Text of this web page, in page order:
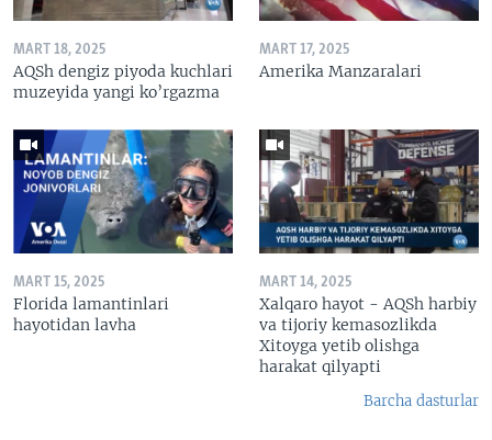
MART 18, 2025
AQSh dengiz piyoda kuchlari
muzeyida yangi ko’rgazma
MART 17, 2025
Amerika Manzaralari
MART 15, 2025
Florida lamantinlari
hayotidan lavha
MART 14, 2025
Xalqaro hayot - AQSh harbiy
va tijoriy kemasozlikda
Xitoyga yetib olishga
harakat qilyapti
Barcha dasturlar